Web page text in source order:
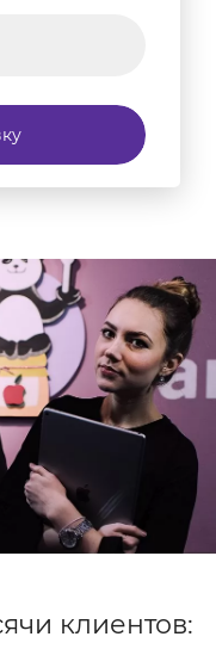
клиентов: